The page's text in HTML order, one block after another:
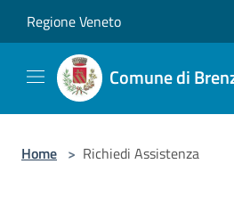
Regione Veneto
Comune di
Home > Richiedi Assistenza